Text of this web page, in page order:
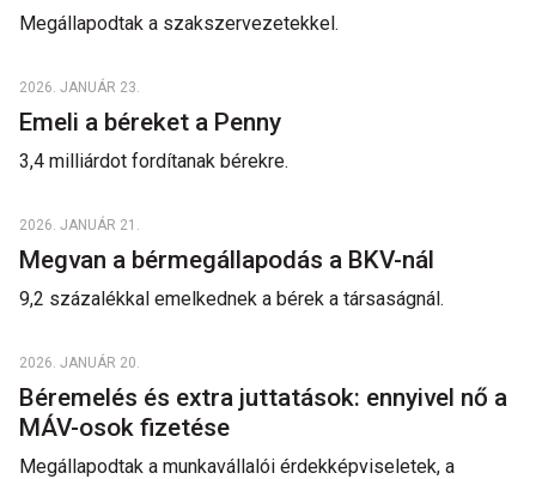
Megállapodtak a szakszervezetekkel.
2026. JANUÁR 23.
Emeli a béreket a Penny
3,4 milliárdot fordítanak bérekre.
2026. JANUÁR 21.
Megvan a bérmegállapodás a BKV-nál
9,2 százalékkal emelkednek a bérek a társaságnál.
2026. JANUÁR 20.
Béremelés és extra juttatások: ennyivel nő a
MÁV-osok fizetése
Megállapodtak a munkavállalói érdekképviseletek, a